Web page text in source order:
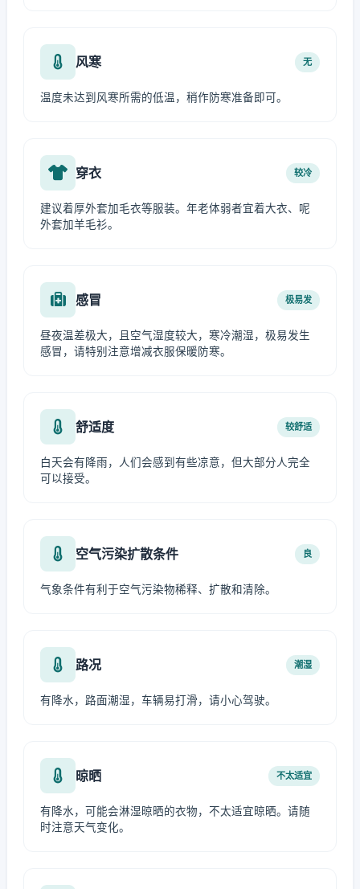
风寒 无
温度未达到风寒所需的低温，稍作防寒准备即可。
穿衣 较冷
建议着厚外套加毛衣等服装。年老体弱者宜着大衣、呢
外套加羊毛衫。
感冒 极易发
昼夜温差极大，且空气湿度较大，寒冷潮湿，极易发生
感冒，请特别注意增减衣服保暖防寒。
舒适度 较舒适
白天会有降雨，人们会感到有些凉意，但大部分人完全
可以接受。
空气污染扩散条件 良
气象条件有利于空气污染物稀释、扩散和清除。
路况 潮湿
有降水，路面潮湿，车辆易打滑，请小心驾驶。
晾晒 不太适宜
有降水，可能会淋湿晾晒的衣物，不太适宜晾晒。请随
时注意天气变化。